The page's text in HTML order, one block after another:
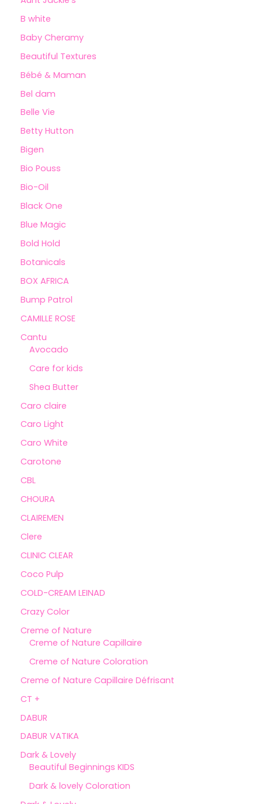
B white
Baby Cheramy
Beautiful Textures
Bébé & Maman
Bel dam
Belle Vie
Betty Hutton
Bigen
Bio Pouss
Bio-Oil
Black One
Blue Magic
Bold Hold
Botanicals
BOX AFRICA
Bump Patrol
CAMILLE ROSE
Cantu
Avocado
Care for kids
Shea Butter
Caro claire
Caro Light
Caro White
Carotone
CBL
CHOURA
CLAIREMEN
Clere
CLINIC CLEAR
Coco Pulp
COLD-CREAM LEINAD
Crazy Color
Creme of Nature
Creme of Nature Capillaire
Creme of Nature Coloration
Creme of Nature Capillaire Défrisant
CT +
DABUR
DABUR VATIKA
Dark & Lovely
Beautiful Beginnings KIDS
Dark & lovely Coloration